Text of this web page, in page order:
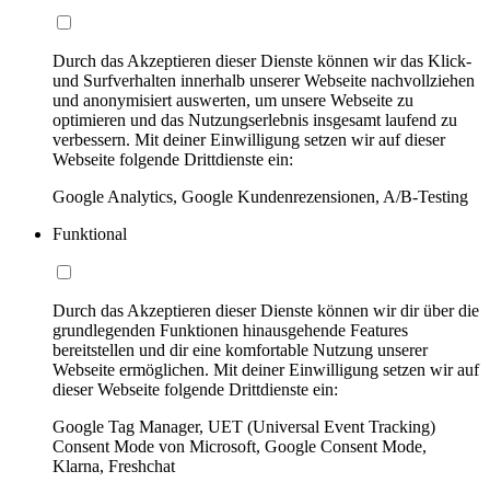
Durch das Akzeptieren dieser Dienste können wir das Klick-
und Surfverhalten innerhalb unserer Webseite nachvollziehen
und anonymisiert auswerten, um unsere Webseite zu
optimieren und das Nutzungserlebnis insgesamt laufend zu
verbessern. Mit deiner Einwilligung setzen wir auf dieser
Webseite folgende Drittdienste ein:
Google Analytics, Google Kundenrezensionen, A/B-Testing
Funktional
Durch das Akzeptieren dieser Dienste können wir dir über die
grundlegenden Funktionen hinausgehende Features
bereitstellen und dir eine komfortable Nutzung unserer
Webseite ermöglichen. Mit deiner Einwilligung setzen wir auf
dieser Webseite folgende Drittdienste ein:
Google Tag Manager, UET (Universal Event Tracking)
Consent Mode von Microsoft, Google Consent Mode,
Klarna, Freshchat